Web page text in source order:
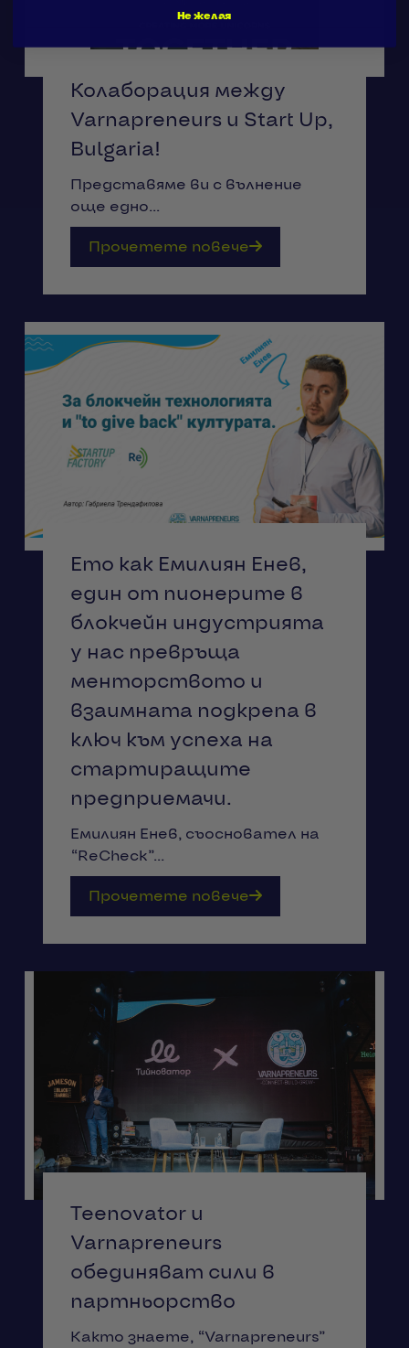
Колаборация между
Varnapreneurs и Start Up,
Bulgaria!
Представяме ви с вълнение
още едно...
Прочетете повече
Ето как Емилиян Енев,
един от пионерите в
блокчейн индустрията
у нас превръща
менторството и
взаимната подкрепа в
ключ към успеха на
стартиращите
предприемачи.
Емилиян Енев, съосновател на
“ReCheck”...
Прочетете повече
Teenovator и
Varnapreneurs
обединяват сили в
партньорство
Както знаете, “Varnapreneurs”
Не желая